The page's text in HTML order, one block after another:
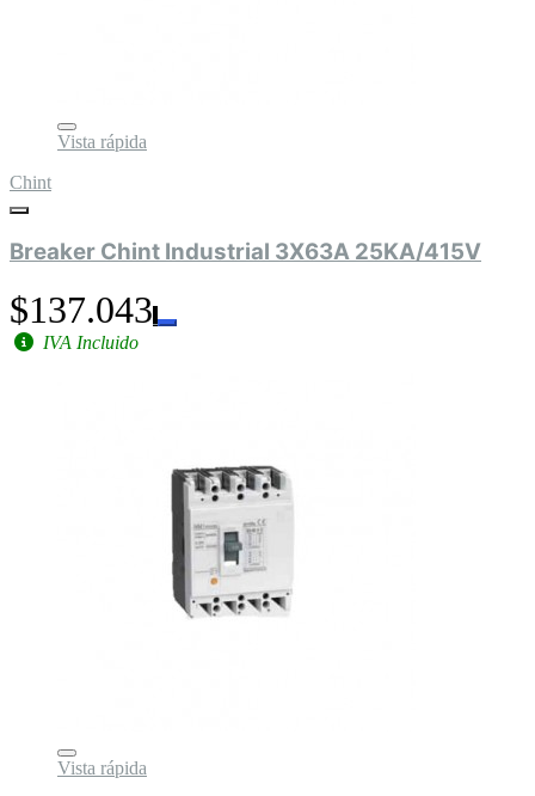
Vista rápida
Chint
Breaker Chint Industrial 3X63A 25KA/415V
$137.043
IVA Incluido
Vista rápida